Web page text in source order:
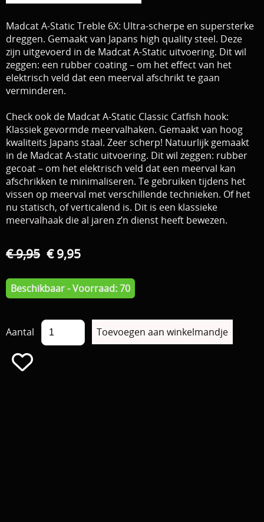
Boten en Belly / alle Benodigdheden
Tenten / Aasvisbewaring / Stoelen / Onthaakmatten /
Tassen
Per leverancier
Decoratie
Kleding
PROMO materiaal
cadeau bon
2e hands 2e kans
PARTNERS
TIPS, Montages and film
You Tube kanaal
Madcat A-Static Treble 6X: Ultra-scherpe en supersterke
dreggen. Gemaakt van Japans high quality steel. Deze
zijn uitgevoerd in de Madcat A-Static uitvoering. Dit wil
zeggen: een rubber coating – om het effect van het
elektrisch veld dat een meerval afschrikt te gaan
verminderen.
Check ook de Madcat A-Static Classic Catfish hook:
Klassiek gevormde meervalhaken. Gemaakt van hoog
kwaliteits Japans staal. Zeer scherp! Natuurlijk gemaakt
in de Madcat A-static uitvoering. Dit wil zeggen: rubber
gecoat – om het elektrisch veld dat een meerval kan
afschrikken te minimaliseren. Te gebruiken tijdens het
vissen op meerval met verschillende technieken. Of het
nu statisch, of verticalend is. Dit is een klassieke
meervalhaak die al jaren z’n dienst heeft bewezen.
€ 9,95 € 9,95
Beschikbaar - Voorraad: 70
Aantal